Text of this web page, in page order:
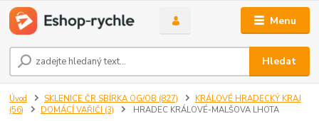
Menu
Hledat
Úvod SKLENICE ČR SBÍRKA OG/OB (827)
KRÁLOVÉ HRADECKÝ KRAJ
(56)
DOMÁCÍ VAŘIČI (3) HRADEC KRÁLOVÉ-MALŠOVA LHOTA